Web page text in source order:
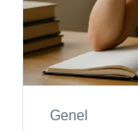
Genel